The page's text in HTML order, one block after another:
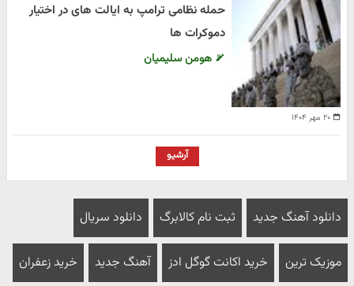
۲۰ مهر ۱۴۰۴
حمله نظامی ترامپ به ایالت های در اختیار
دموکرات ها
هومن سلیمیان
آرشیو
دانلود آهنگ جدید ثبت نام کالابرگ دانلود سریال
موزیک ترین خرید اکانت گوگل ادز آهنگ جدید خرید زعفران